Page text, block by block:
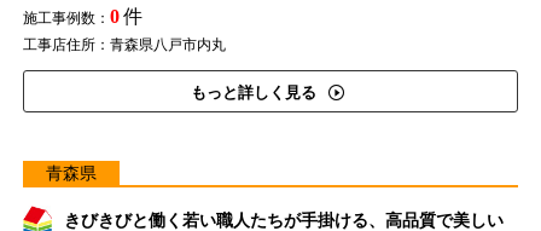
施工事例数： 0件
工事店住所：青森県八戸市内丸
もっと詳しく見る
青森県
きびきびと働く若い職人たちが手掛ける、高品質で美しい